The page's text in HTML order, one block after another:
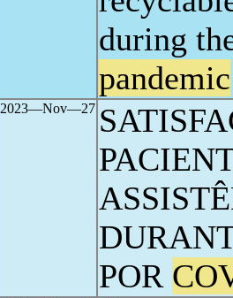
during
pandemic
2023―Nov―27
POR